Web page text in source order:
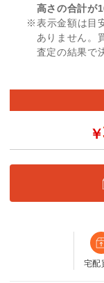
高さの合計が
※表示金額は目
ありません。
査定の結果で
￥
宅配